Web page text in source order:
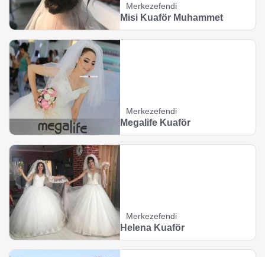
Merkezefendi
Misi Kuaför Muhammet
Merkezefendi
Megalife Kuaför
Merkezefendi
Helena Kuaför